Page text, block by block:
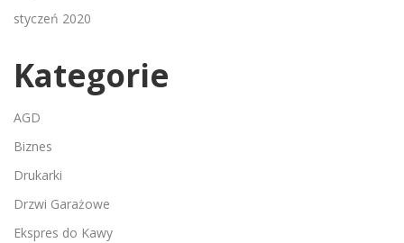
styczeń 2020
Kategorie
AGD
Biznes
Drukarki
Drzwi Garażowe
Ekspres do Kawy